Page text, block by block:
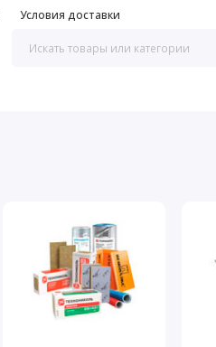
Условия доставки